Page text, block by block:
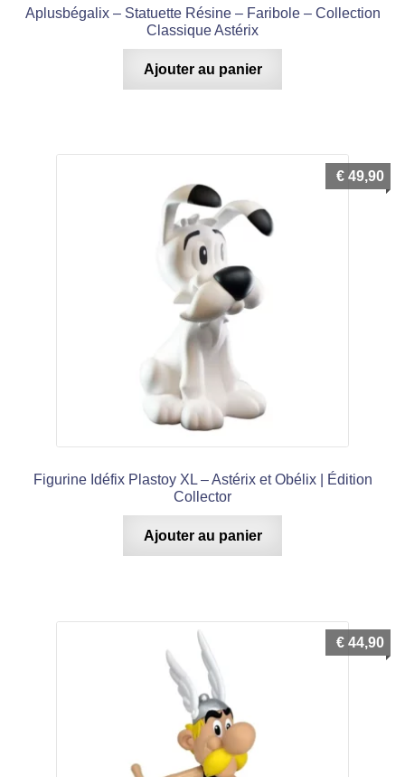
Aplusbégalix – Statuette Résine – Faribole – Collection
Classique Astérix
Ajouter au panier
Figurine Idéfix Plastoy XL – Astérix et Obélix | Édition
Collector
€ 49,90
Ajouter au panier
€ 44,90